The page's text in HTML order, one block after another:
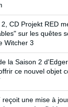
CD Projekt RED
sur les quêtes
Witcher 3
la Saison 2
ce nouvel objet
reçoit une mise à